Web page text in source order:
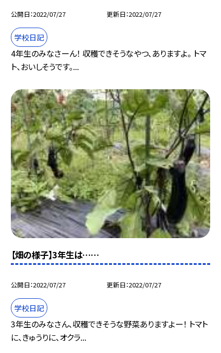
公開日 2022/07/27 更新日 2022/07/27
学校日記
4年生のみなさーん！ 収穫できそうなやつ、ありますよ。 トマ
ト、おいしそうです。...
【畑の様子】3年生は……
公開日 2022/07/27 更新日 2022/07/27
学校日記
3年生のみなさん、収穫できそうな野菜ありますよー！ トマト
に、きゅうりに、オクラ...